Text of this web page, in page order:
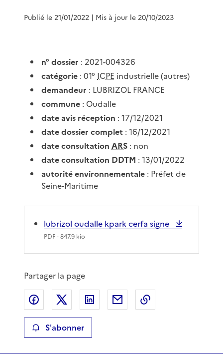
Publié le 21/01/2022 | Mis à jour le 20/10/2023
n° dossier : 2021-004326
catégorie : 01° ICPE industrielle (autres)
demandeur : LUBRIZOL FRANCE
commune : Oudalle
date avis réception : 17/12/2021
date dossier complet : 16/12/2021
date consultationARS : non
date consultation DDTM : 13/01/2022
autorité environnementale : Préfet de
Seine-Maritime
lubrizol oudalle kpark cerfa signe
PDF- 847.9 kio
Partager la page
Partager sur Facebook
Partager sur XPartager sur LinkedIn
Partager par email
S'abonner